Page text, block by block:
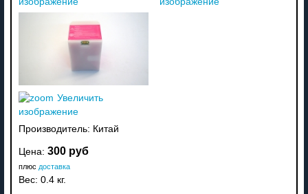
Увеличить
изображение
Производитель: Китай
Цена: 300 руб
плюс доставка
Вес: 0.4 кг.